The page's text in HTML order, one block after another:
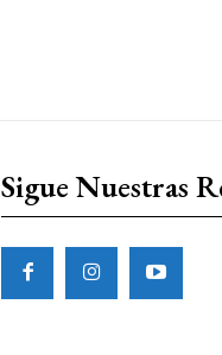
Sigue Nuestras